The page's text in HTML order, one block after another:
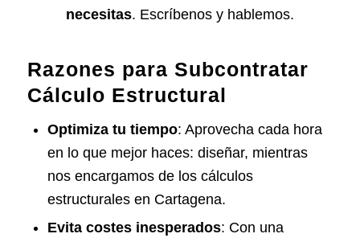
necesitas. Escríbenos y hablemos.
Razones para Subcontratar
Cálculo Estructural
Optimiza tu tiempo: Aprovecha cada hora
en lo que mejor haces: diseñar, mientras
nos encargamos de los cálculos
estructurales en Cartagena.
Evita costes inesperados: Con una